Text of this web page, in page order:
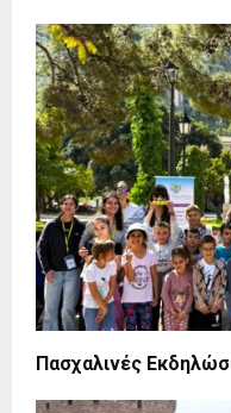
Πασχαλινές